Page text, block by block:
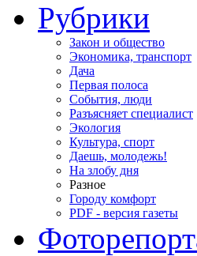
Рубрики
Закон и общество
Экономика, транспорт
Дача
Первая полоса
События, люди
Разъясняет специалист
Экология
Культура, спорт
Даешь, молодежь!
На злобу дня
Разное
Городу комфорт
PDF - версия газеты